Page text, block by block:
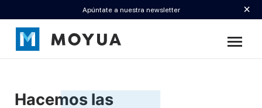
Apúntate a nuestra newsletter ×
Hacemos las